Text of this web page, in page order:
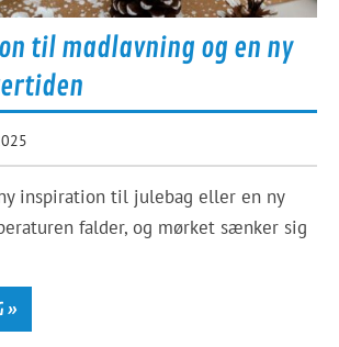
til madlavning og en ny
inspiration til julebag eller en ny
falder, og mørket sænker sig
»